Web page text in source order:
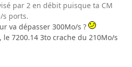
par 2 en débit puisque ta CM
s ports.
va dépasser 300Mo/s ?
le 7200.14 3to crache du 210Mo/s